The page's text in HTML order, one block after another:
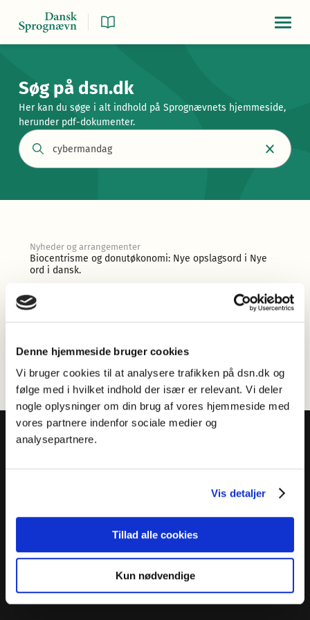
Denne hjemmeside bruger cookies
Vi bruger cookies til at analysere trafikken på dsn.dk og
følge med i hvilket indhold der især er relevant. Vi deler
nogle oplysninger om din brug af vores hjemmeside med
vores partnere indenfor sociale medier og
analysepartnere.
Vis detaljer
Tillad alle cookies
Kun nødvendige
Søg på dsn.dk
Her kan du søge i alt indhold på Sprognævnets hjemmeside,
herunder pdf-dokumenter.
Nyheder og arrangementer
Biocentrisme og donutøkonomi: Nye opslagsord i Nye
ord i dansk.
Sproglige spørgsmål:33 74 74 74
33 74 74 00·adm@dsn.dk
Se ogsåAfdeling for Dansk Tegnsprog